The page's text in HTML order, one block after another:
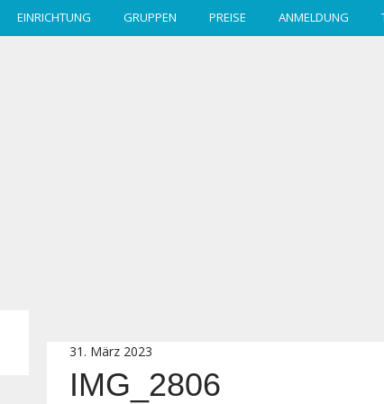
EINRICHTUNG GRUPPEN PREISE ANMELDUNG
31. März 2023
IMG_2806